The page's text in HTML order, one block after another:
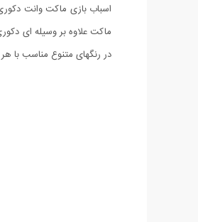
اسباب بازی ماکت وانت
ماکت علاوه بر وسیله ای
در رنگهای متنوع مناسب با